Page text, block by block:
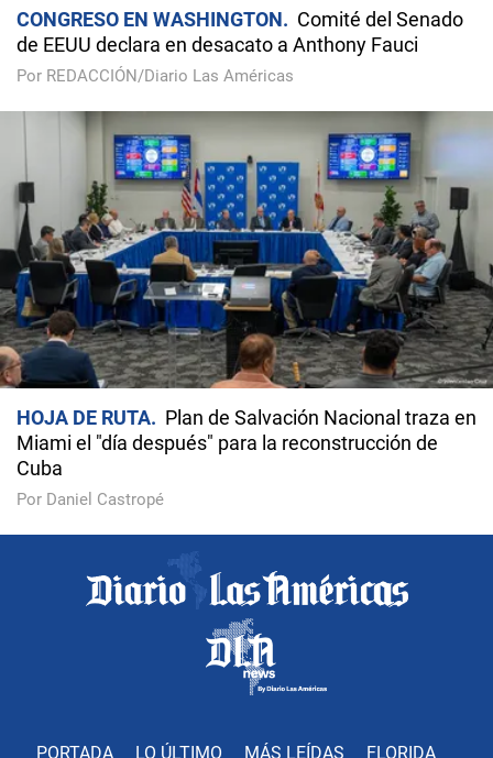
CONGRESO EN WASHINGTON
Comité del Senado
de EEUU declara en desacato a Anthony Fauci
Por REDACCIÓN/Diario Las Américas
HOJA DE RUTA
Plan de Salvación Nacional traza en
Miami el "día después" para la reconstrucción de
Cuba
Por Daniel Castropé
PORTADA LO ÚLTIMO MÁS LEÍDAS FLORIDA